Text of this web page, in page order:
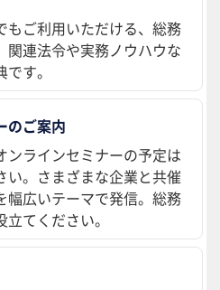
もご利用いただける、総務
関連法令や実務ノウハウな
す。
のご案内
ンラインセミナーの予定は
い。さまざまな企業と共催
幅広いテーマで発信。総務
てください。